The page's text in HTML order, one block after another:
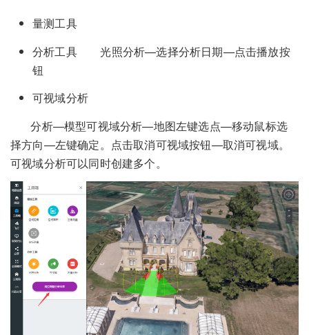
量测工具
分析工具 光照分析—选择分析日期—点击播放按
钮
可视域分析
分析—模型可视域分析—地图左键选点—移动鼠标选
择方向—左键确定。点击取消可视域按钮—取消可视域。
可视域分析可以同时创建多个。